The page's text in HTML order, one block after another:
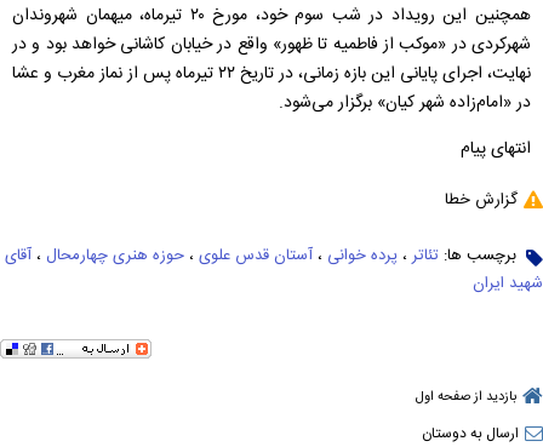
همچنین این رویداد در شب سوم خود، مورخ ۲۰ تیرماه، میهمان شهروندان
شهرکردی در «موکب از فاطمیه تا ظهور» واقع در خیابان کاشانی خواهد بود و در
نهایت، اجرای پایانی این بازه زمانی، در تاریخ ۲۲ تیرماه پس از نماز مغرب و عشا
در «امام‌زاده شهر کیان» برگزار می‌شود.
انتهای پیام
گزارش خطا
برچسب ها: تئاتر ، پرده خوانی ، آستان قدس علوی ، حوزه هنری چهارمحال ، آقای
شهید ایران
بازدید از صفحه اول
ارسال به دوستان